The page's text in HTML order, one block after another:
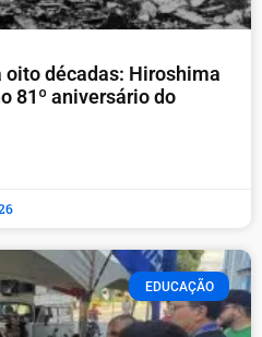
oito décadas: Hiroshima
81º aniversário do
EDUCAÇÃO